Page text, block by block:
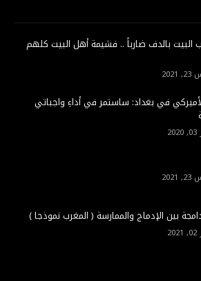
البيت بالدف ضارباً .. فشيمة أهل البيت كلهم
في بغداد: ساستمر في أداءِ واجباتي
بين الإدماج والممارسة ( المغرب نموذجا )